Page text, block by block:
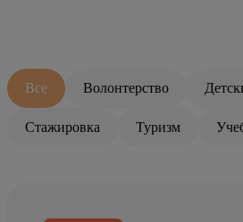
Все Волонтерство
Стажировка Туризм